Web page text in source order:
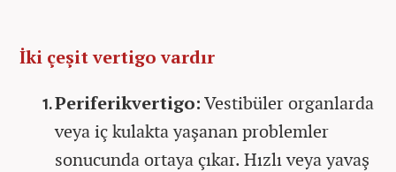
İki çeşit vertigo vardır
Periferikvertigo:Vestibüler organlarda
veya iç kulakta yaşanan problemler
sonucunda ortaya çıkar. Hızlı veya yavaş